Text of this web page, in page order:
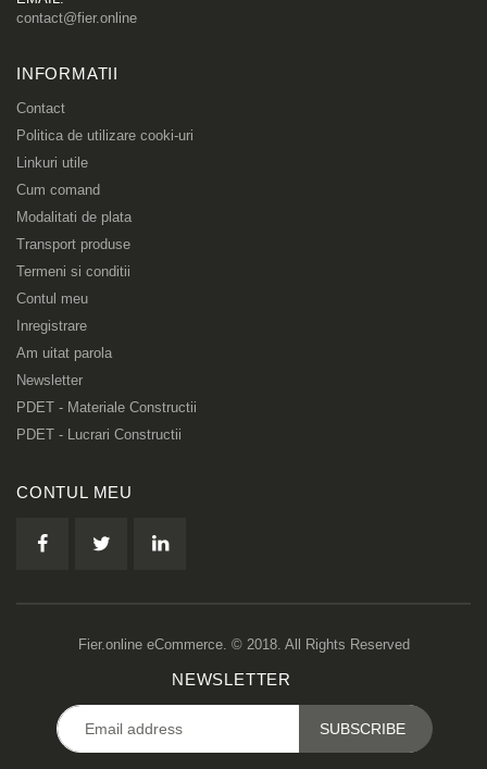
contact@fier.online
INFORMATII
Contact
Politica de utilizare cooki-uri
Linkuri utile
Cum comand
Modalitati de plata
Transport produse
Termeni si conditii
Contul meu
Inregistrare
Am uitat parola
Newsletter
PDET - Materiale Constructii
PDET - Lucrari Constructii
CONTUL MEU
Fier.online eCommerce. © 2018. All Rights Reserved
NEWSLETTER